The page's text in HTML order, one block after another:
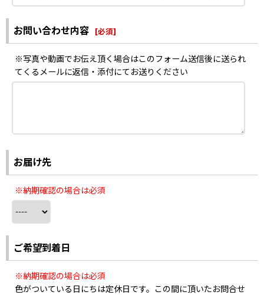
お問い合わせ内容 [必須]
※写真や動画でお伝え頂く場合はこのフォーム送信後に送られ
てくるメールに返信・添付にてお送りください
お届け先
※納期確認の場合は必須
ご希望到着日
※納期確認の場合は必須
色がついている日にちは定休日です。この間に頂いたお問合せ